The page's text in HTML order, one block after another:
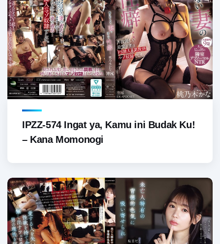
IPZZ-574 Ingat ya, Kamu ini Budak Ku!
– Kana Momonogi